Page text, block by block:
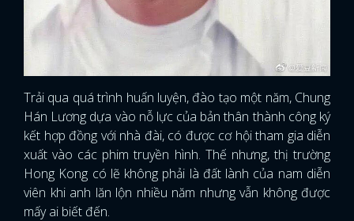
Trải qua quá trình huấn luyện, đào tạo một năm, Chung
Hán Lương dựa vào nỗ lực của bản thân thành công ký
kết hợp đồng với nhà đài, có được cơ hội tham gia diễn
xuất vào các phim truyền hình. Thế nhưng, thị trường
Hong Kong có lẽ không phải là đất lành của nam diễn
viên khi anh lăn lộn nhiều năm nhưng vẫn không được
mấy ai biết đến.